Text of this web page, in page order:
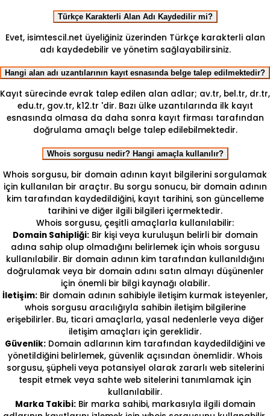
Türkçe Karakterli Alan Adı Kaydedilir mi?
Evet, isimtescil.net üyeliğiniz üzerinden Türkçe karakterli alan
adı kaydedebilir ve yönetim sağlayabilirsiniz.
Hangi alan adı uzantılarının kayıt esnasında belge talep edilmektedir?
Kayıt sürecinde evrak talep edilen alan adlar; av.tr, bel.tr, dr.tr,
edu.tr, gov.tr, k12.tr 'dir. Bazı ülke uzantılarında ilk kayıt
esnasında olmasa da daha sonra kayıt firması tarafından
doğrulama amaçlı belge talep edilebilmektedir.
Whois sorgusu nedir? Hangi amaçla kullanılır?
Whois sorgusu, bir domain adının kayıt bilgilerini sorgulamak
için kullanılan bir araçtır. Bu sorgu sonucu, bir domain adının
kim tarafından kaydedildiğini, kayıt tarihini, son güncelleme
tarihini ve diğer ilgili bilgileri içermektedir.
Whois sorgusu, çeşitli amaçlarla kullanılabilir:
Domain Sahipliği:Bir kişi veya kuruluşun belirli bir domain
adına sahip olup olmadığını belirlemek için whois sorgusu
kullanılabilir. Bir domain adının kim tarafından kullanıldığını
doğrulamak veya bir domain adını satın almayı düşünenler
için önemli bir bilgi kaynağı olabilir.
İletişim: Bir domain adının sahibiyle iletişim kurmak isteyenler,
whois sorgusu aracılığıyla sahibin iletişim bilgilerine
erişebilirler. Bu, ticari amaçlarla, yasal nedenlerle veya diğer
iletişim amaçları için gereklidir.
Güvenlik: Domain adlarının kim tarafından kaydedildiğini ve
yönetildiğini belirlemek, güvenlik açısından önemlidir. Whois
sorgusu, şüpheli veya potansiyel olarak zararlı web sitelerini
tespit etmek veya sahte web sitelerini tanımlamak için
kullanılabilir.
Marka Takibi:Bir marka sahibi, markasıyla ilgili domain